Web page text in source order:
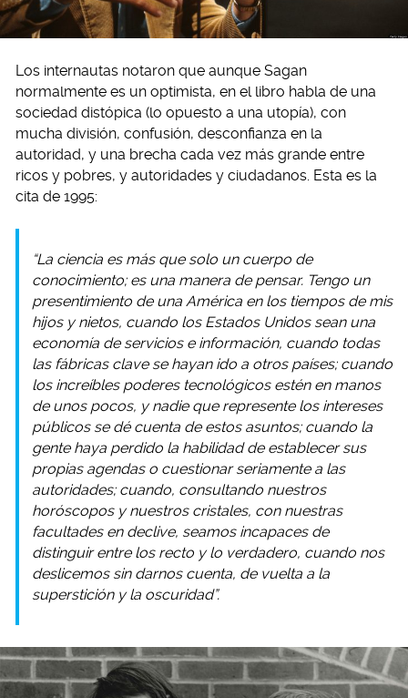
Los internautas notaron que aunque Sagan
normalmente es un optimista, en el libro habla de una
sociedad distópica (lo opuesto a una utopía), con
mucha división, confusión, desconfianza en la
autoridad, y una brecha cada vez más grande entre
ricos y pobres, y autoridades y ciudadanos. Esta es la
cita de 1995:
“La ciencia es más que solo un cuerpo de
conocimiento; es una manera de pensar. Tengo un
presentimiento de una América en los tiempos de mis
hijos y nietos, cuando los Estados Unidos sean una
economía de servicios e información, cuando todas
las fábricas clave se hayan ido a otros países; cuando
los increíbles poderes tecnológicos estén en manos
de unos pocos, y nadie que represente los intereses
públicos se dé cuenta de estos asuntos; cuando la
gente haya perdido la habilidad de establecer sus
propias agendas o cuestionar seriamente a las
autoridades; cuando, consultando nuestros
horóscopos y nuestros cristales, con nuestras
facultades en declive, seamos incapaces de
distinguir entre los recto y lo verdadero, cuando nos
deslicemos sin darnos cuenta, de vuelta a la
superstición y la oscuridad”.